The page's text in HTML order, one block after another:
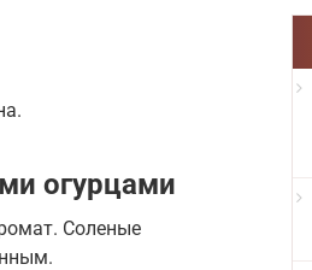
огурцами
Соленые